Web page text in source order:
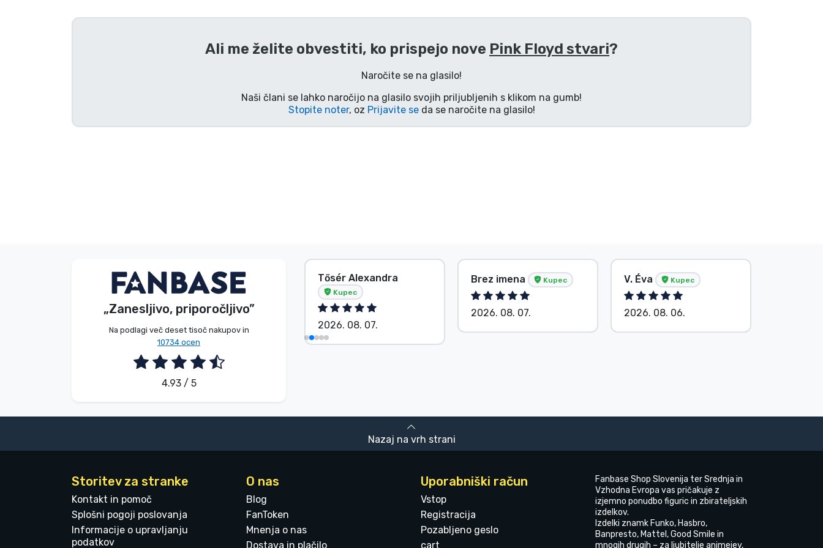
Ali me želite obvestiti, ko prispejo nove Pink Floyd stvari?
Naročite se na glasilo!
Naši člani se lahko naročijo na glasilo svojih priljubljenih s klikom na gumb!
Stopite noter, oz Prijavite seda se naročite na glasilo!
„Zanesljivo, priporočljivo”
Na podlagi več deset tisoč nakupov in
10734 ocen
4.93 / 5
S. Kevin Kupec
2026. 08. 07.
Tősér Alexandra
Kupec
2026. 08. 07.
Brez imena Kupec
2026. 08. 07.
V. Éva Kupec
2026. 08. 06.
Nazaj na vrh strani
Storitev za stranke
Kontakt in pomoč
Splošni pogoji poslovanja
Informacije o upravljanju
podatkov
O nas
Blog
FanToken
Mnenja o nas
Dostava in plačilo
Uporabniški račun
Vstop
Registracija
Pozabljeno geslo
cart
Fanbase Shop Slovenija ter Srednja in
Vzhodna Evropa vas pričakuje z
izjemno ponudbo figuric in zbirateljskih
izdelkov.
Izdelki znamk Funko, Hasbro,
Banpresto, Mattel, Good Smile in
mnogih drugih – za ljubitelje animejev,
Tv serijske izdelki
Anime izdelki
Blagovne znamke